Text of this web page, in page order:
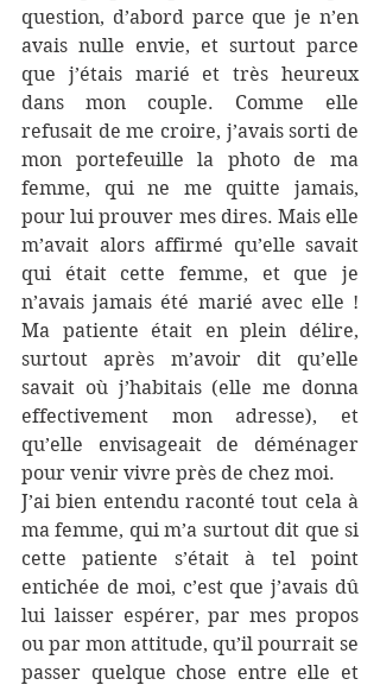
question, d’abord parce que je n’en
avais nulle envie, et surtout parce
que j’étais marié et très heureux
dans mon couple. Comme elle
refusait de me croire, j’avais sorti de
mon portefeuille la photo de ma
femme, qui ne me quitte jamais,
pour lui prouver mes dires. Mais elle
m’avait alors affirmé qu’elle savait
qui était cette femme, et que je
n’avais jamais été marié avec elle !
Ma patiente était en plein délire,
surtout après m’avoir dit qu’elle
savait où j’habitais (elle me donna
effectivement mon adresse), et
qu’elle envisageait de déménager
pour venir vivre près de chez moi.
J’ai bien entendu raconté tout cela à
ma femme, qui m’a surtout dit que si
cette patiente s’était à tel point
entichée de moi, c’est que j’avais dû
lui laisser espérer, par mes propos
ou par mon attitude, qu’il pourrait se
passer quelque chose entre elle et